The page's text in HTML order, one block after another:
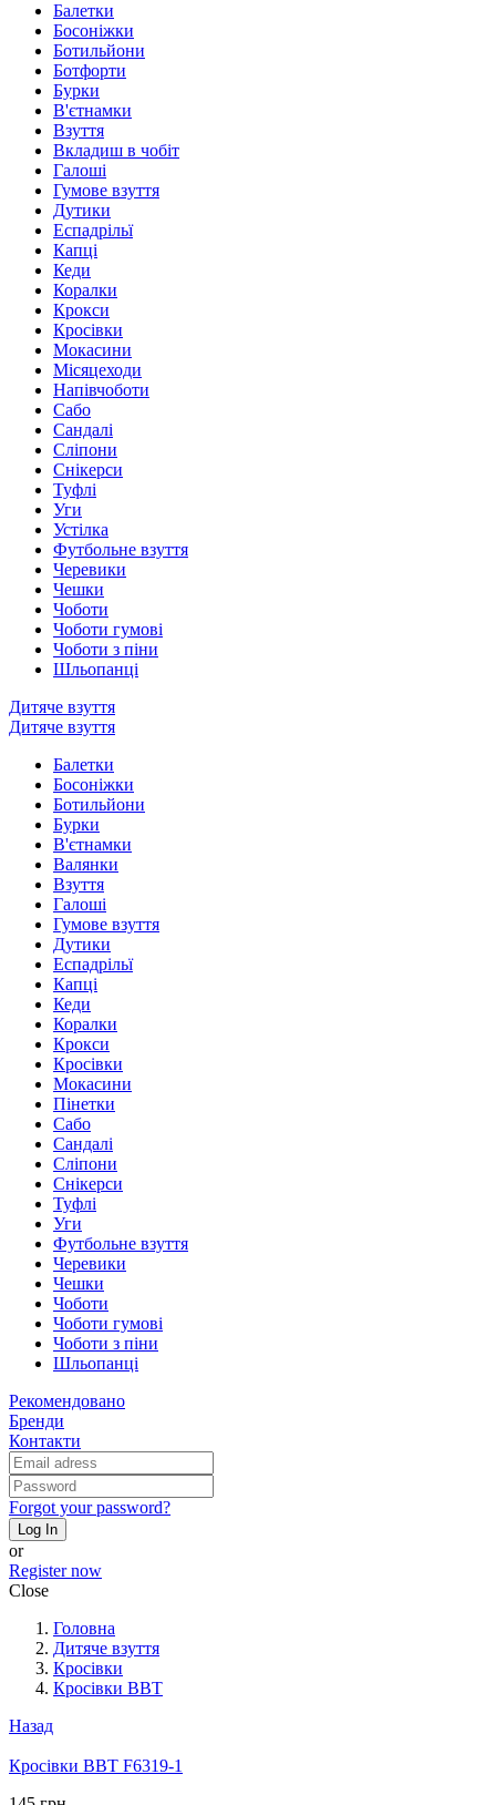
Балетки
Босоніжки
Ботильйони
Ботфорти
Бурки
В'єтнамки
Взуття
Вкладиш в чобіт
Галоші
Гумове взуття
Дутики
Еспадрільї
Капці
Кеди
Коралки
Крокси
Кросівки
Мокасини
Місяцеходи
Напівчоботи
Сабо
Сандалі
Сліпони
Снікерси
Туфлі
Уги
Устілка
Футбольне взуття
Черевики
Чешки
Чоботи
Чоботи гумові
Чоботи з піни
Шльопанці
Дитяче взуття
Дитяче взуття
Балетки
Босоніжки
Ботильйони
Бурки
В'єтнамки
Валянки
Взуття
Галоші
Гумове взуття
Дутики
Еспадрільї
Капці
Кеди
Коралки
Крокси
Кросівки
Мокасини
Пінетки
Сабо
Сандалі
Сліпони
Снікерси
Туфлі
Уги
Футбольне взуття
Черевики
Чешки
Чоботи
Чоботи гумові
Чоботи з піни
Шльопанці
Рекомендовано
Бренди
Контакти
Forgot your password?
Log In
or
Register now
Close
Головна
Дитяче взуття
Кросівки
Кросівки BBT
Назад
Кросівки BBT F6319-1